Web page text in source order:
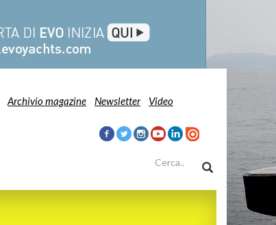
Archivio magazine Newsletter Video